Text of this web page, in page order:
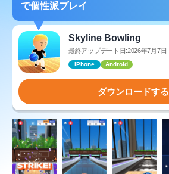
で個性派プレイ
Skyline Bowling
最終アップデート日:2026年7月7日
iPhone Android
ダウンロードする